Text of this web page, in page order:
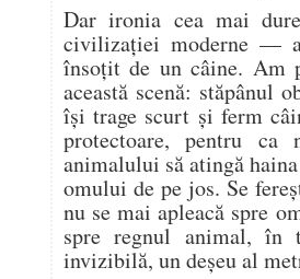
Dar ironia cea mai
civilizației moderne —
însoțit de un câine. Am
această scenă: stăpânul
își trage scurt și ferm
protectoare, pentru ca
animalului să atingă
omului de pe jos. Se
nu se mai apleacă spre
spre regnul animal, în
invizibilă, un deșeu al